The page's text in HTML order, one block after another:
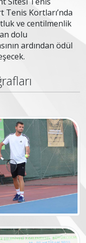
Tenis Kortları’nda
ve centilmenlik
dolu
ardından ödül